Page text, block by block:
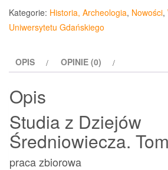
z
Dziejów
Średniowiecza.
25
Kategorie: Historia, Archeologia, Nowości,
Uniwersytetu Gdańskiego
OPIS OPINIE (0)
Opis
Studia z Dziejów
Średniowiecza.
praca zbiorowa